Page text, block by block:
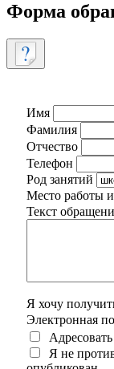
Форма
Имя
Фамилия
Отчество
Телефон
Род занятий
Место работы
Текст
Я хочу
Электронная
Я не